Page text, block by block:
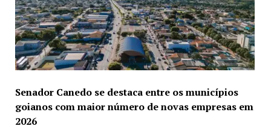
Senador Canedo se destaca entre os municípios
goianos com maior número de novas empresas em
2026